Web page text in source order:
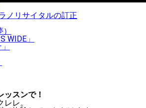
ノリサイタルの訂正
WIDE」
レ。